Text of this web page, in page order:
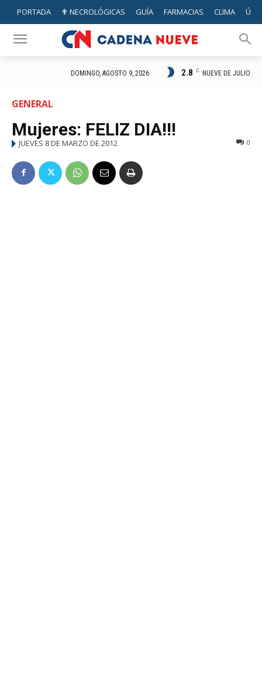
PORTADA ✟ NECROLÓGICAS GUÍA FARMACIAS CLIMA
DOMINGO, AGOSTO 9, 2026 2.8 C NUEVE DE JULIO
GENERAL
Mujeres: FELIZ DIA!!!
JUEVES 8 DE MARZO DE 2012 0